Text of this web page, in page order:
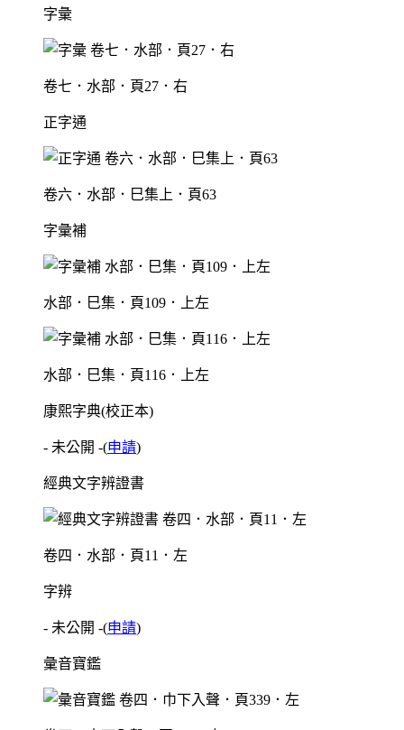
字彙
卷七．水部．頁27．右
正字通
卷六．水部．巳集上．頁63
字彙補
水部．巳集．頁109．上左
水部．巳集．頁116．上左
康熙字典(校正本)
- 未公開 -(申請)
經典文字辨證書
卷四．水部．頁11．左
字辨
- 未公開 -(申請)
彙音寶鑑